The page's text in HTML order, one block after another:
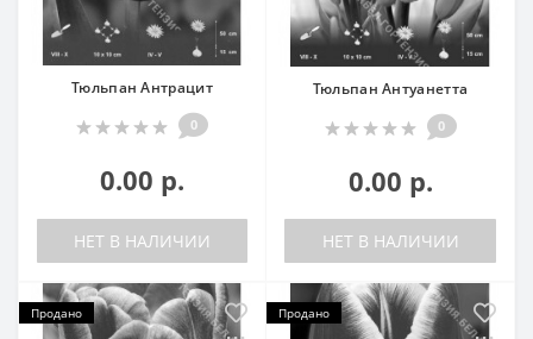
Тюльпан Антрацит
0
0.00 р.
НЕТ В НАЛИЧИИ
Тюльпан Антуанетта
0
0.00 р.
НЕТ В НАЛИЧИИ
Продано Продано